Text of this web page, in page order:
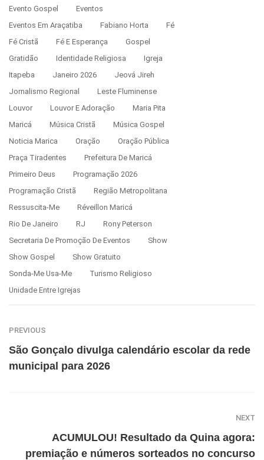
Evento Gospel
Eventos
Eventos Em Araçatiba
Fabiano Horta
Fé
Fé Cristã
Fé E Esperança
Gospel
Gratidão
Identidade Religiosa
Igreja
Itapeba
Janeiro 2026
Jeová Jireh
Jornalismo Regional
Leste Fluminense
Louvor
Louvor E Adoração
Maria Pita
Maricá
Música Cristã
Música Gospel
Noticia Marica
Oração
Oração Pública
Praça Tiradentes
Prefeitura De Maricá
Primeiro Deus
Programação 2026
Programação Cristã
Região Metropolitana
Ressuscita-Me
Réveillon Maricá
Rio De Janeiro
RJ
Rony Peterson
Secretaria De Promoção De Eventos
Show
Show Gospel
Show Gratuito
Sonda-Me Usa-Me
Turismo Religioso
Unidade Entre Igrejas
PREVIOUS
São Gonçalo divulga calendário escolar da rede
municipal para 2026
NEXT
ACUMULOU! Resultado da Quina agora:
premiação e números sorteados no concurso